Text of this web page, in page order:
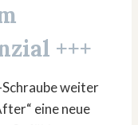
+++
weiter
eine neue